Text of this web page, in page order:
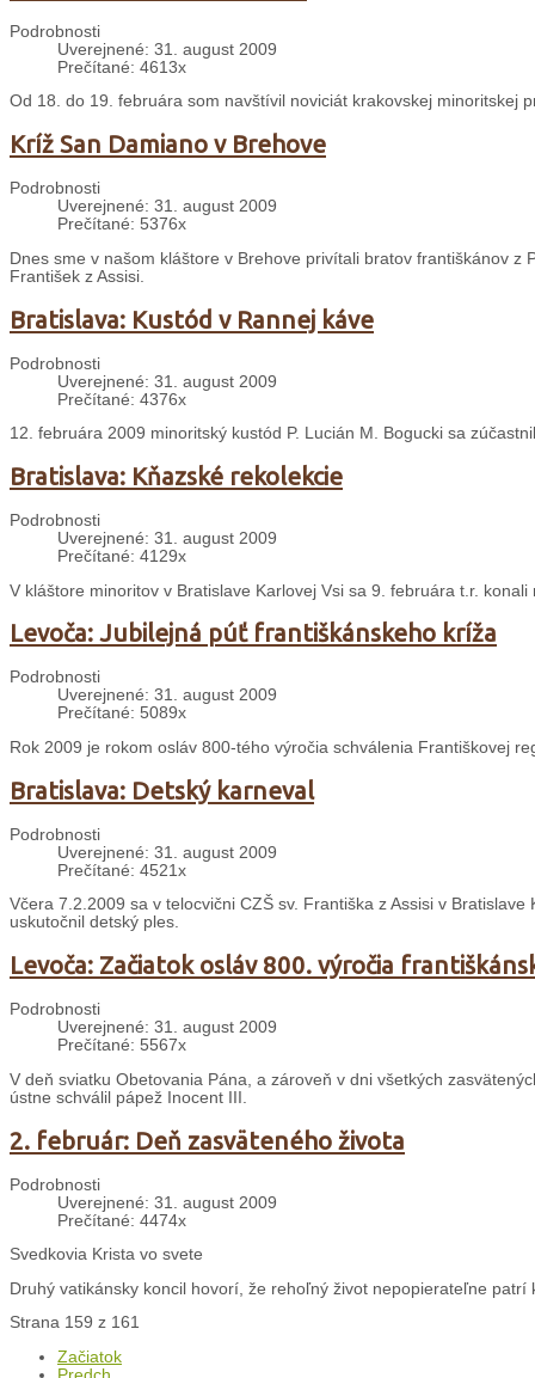
Podrobnosti
Uverejnené: 31. august 2009
Prečítané: 4613x
Od 18. do 19. februára som navštívil noviciát krakovskej minoritskej
Kríž San Damiano v Brehove
Podrobnosti
Uverejnené: 31. august 2009
Prečítané: 5376x
Dnes sme v našom kláštore v Brehove privítali bratov františkánov
František z Assisi.
Bratislava: Kustód v Rannej káve
Podrobnosti
Uverejnené: 31. august 2009
Prečítané: 4376x
12. februára 2009 minoritský kustód P. Lucián M. Bogucki sa
Bratislava: Kňazské rekolekcie
Podrobnosti
Uverejnené: 31. august 2009
Prečítané: 4129x
V kláštore minoritov v Bratislave Karlovej Vsi sa 9. februára t.r.
Levoča: Jubilejná púť františkánskeho kríža
Podrobnosti
Uverejnené: 31. august 2009
Prečítané: 5089x
Rok 2009 je rokom osláv 800-tého výročia schválenia Františkovej
Bratislava: Detský karneval
Podrobnosti
Uverejnené: 31. august 2009
Prečítané: 4521x
Včera 7.2.2009 sa v telocvični CZŠ sv. Františka z Assisi v
uskutočnil detský ples.
Levoča: Začiatok osláv 800. výročia
Podrobnosti
Uverejnené: 31. august 2009
Prečítané: 5567x
V deň sviatku Obetovania Pána, a zároveň v dni všetkých
ústne schválil pápež Inocent III.
2. február: Deň zasväteného života
Podrobnosti
Uverejnené: 31. august 2009
Prečítané: 4474x
Svedkovia Krista vo svete
Druhý vatikánsky koncil hovorí, že rehoľný život nepopierateľne patrí
Strana 159 z 161
Začiatok